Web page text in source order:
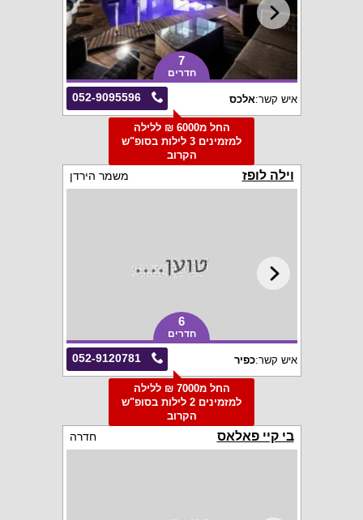
7
חדרים
052-9095596 איש קשר:אלכס
החל מ6000 ₪ ללילה
למזמינים 3 לילות בסופ"ש
הקרוב
וילה לופז משמר הירדן
6
חדרים
052-9120781 איש קשר:כפיר
החל מ7000 ₪ ללילה
למזמינים 2 לילות בסופ"ש
הקרוב
בי קיי פאלאס חדרה